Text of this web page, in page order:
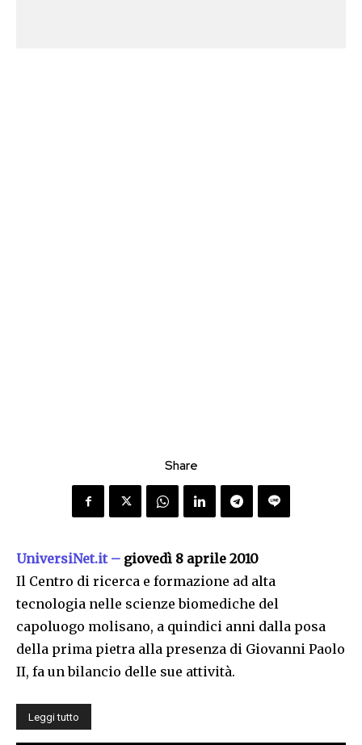
Share
UniversiNet.it – giovedì 8 aprile 2010
Il Centro di ricerca e formazione ad alta
tecnologia nelle scienze biomediche del
capoluogo molisano, a quindici anni dalla posa
della prima pietra alla presenza di Giovanni Paolo
II, fa un bilancio delle sue attività.